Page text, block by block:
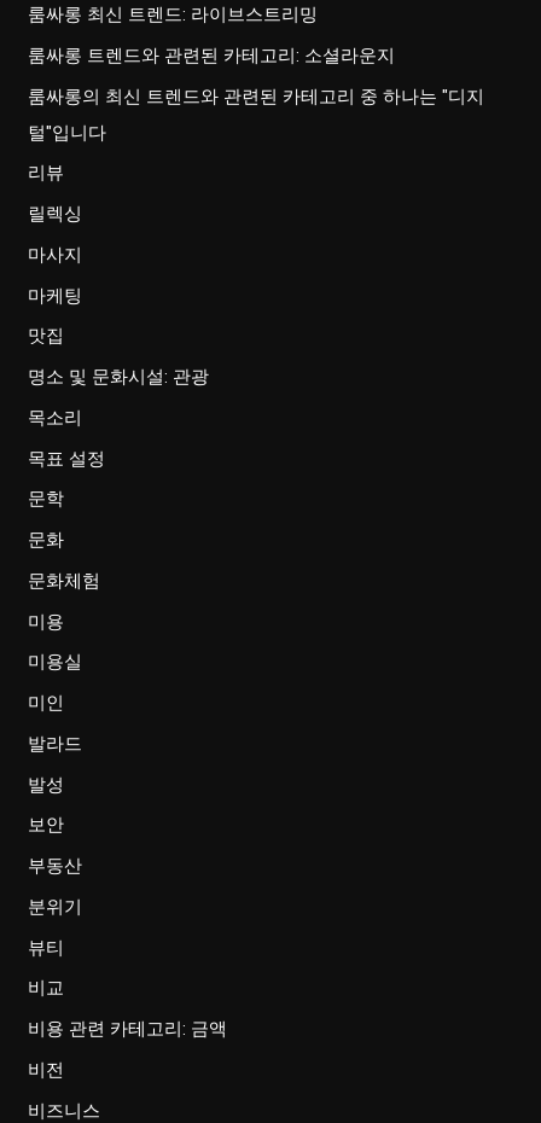
룸싸롱 최신 트렌드: 라이브스트리밍
룸싸롱 트렌드와 관련된 카테고리: 소셜라운지
룸싸롱의 최신 트렌드와 관련된 카테고리 중 하나는 "디지
털"입니다
리뷰
릴렉싱
마사지
마케팅
맛집
명소 및 문화시설: 관광
목소리
목표 설정
문학
문화
문화체험
미용
미용실
미인
발라드
발성
보안
부동산
분위기
뷰티
비교
비용 관련 카테고리: 금액
비전
비즈니스